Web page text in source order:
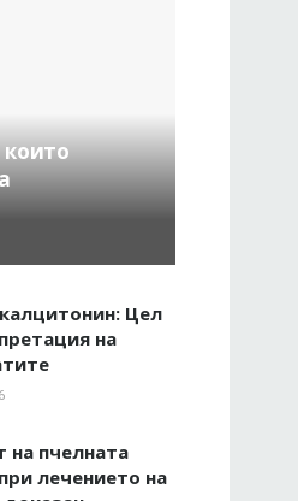
които
Цел
на
на пчелната
лечението на